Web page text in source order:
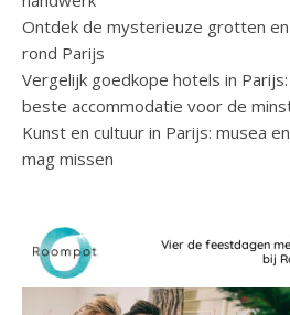
Ontdek de mysterieuze grotten
rond Parijs
Vergelijk goedkope hotels in
beste accommodatie voor de
Kunst en cultuur in Parijs: musea
mag missen